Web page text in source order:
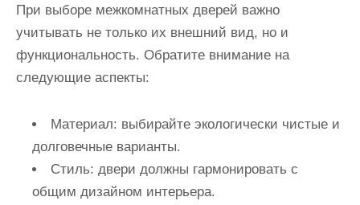
При выборе межкомнатных дверей важно
учитывать не только их внешний вид, но и
функциональность. Обратите внимание на
следующие аспекты:
Материал: выбирайте экологически чистые и
долговечные варианты.
Стиль: двери должны гармонировать с
общим дизайном интерьера.